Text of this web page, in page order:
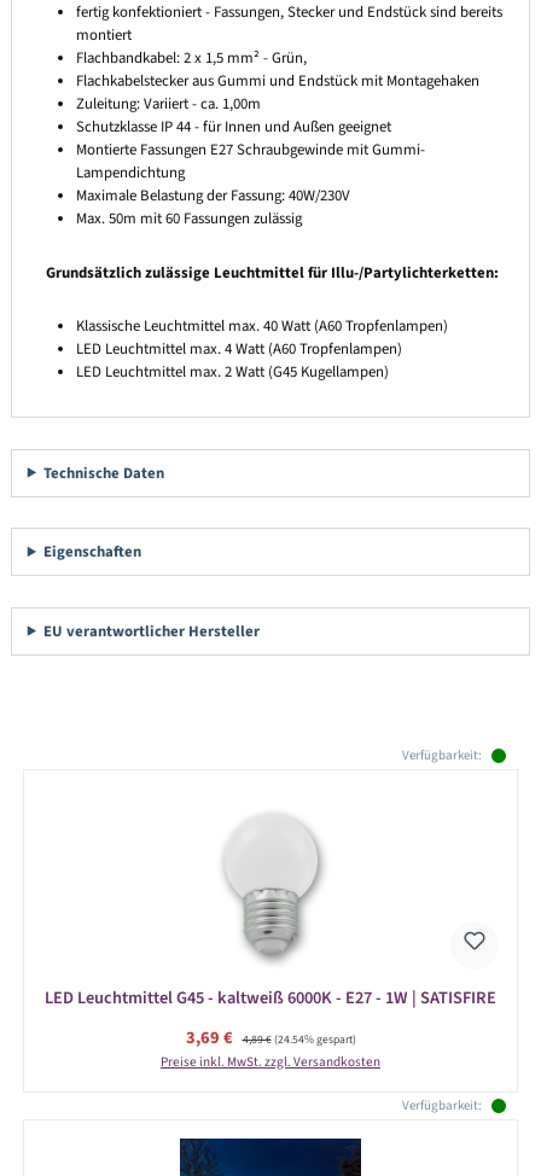
fertig konfektioniert - Fassungen, Stecker und Endstück sind bereits
montiert
Flachbandkabel: 2 x 1,5 mm² - Grün,
Flachkabelstecker aus Gummi und Endstück mit Montagehaken
Zuleitung: Variiert - ca. 1,00m
Schutzklasse IP 44 - für Innen und Außen geeignet
Montierte Fassungen E27 Schraubgewinde mit Gummi-
Lampendichtung
Maximale Belastung der Fassung: 40W/230V
Max. 50m mit 60 Fassungen zulässig
Grundsätzlich zulässige Leuchtmittel für Illu-/Partylichterketten:
Klassische Leuchtmittel max. 40 Watt (A60 Tropfenlampen)
LED Leuchtmittel max. 4 Watt (A60 Tropfenlampen)
LED Leuchtmittel max. 2 Watt (G45 Kugellampen)
Technische Daten
Eigenschaften
EU verantwortlicher Hersteller
Verfügbarkeit:
LED Leuchtmittel G45 - kaltweiß 6000K - E27 - 1W | SATISFIRE
Verkaufspreis:
3,69 € Regulärer Preis:
4,89 €(24.54% gespart)
Preise inkl. MwSt. zzgl. Versandkosten
Verfügbarkeit: